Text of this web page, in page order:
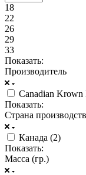
18
22
26
29
33
Показать:
Производитель
Canadian Krown
Показать:
Страна
Канада (2)
Показать:
Масса (гр.)